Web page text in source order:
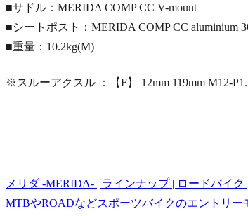
■サドル：MERIDA COMP CC V-mount
■シートポスト：MERIDA COMP CC aluminium
■重量：10.2kg(M)
※スルーアクスル ：【F】 12mm 119mm M12-
メリダ -MERIDA- | ラインナップ | ロードバイク
MTBやROADなどスポーツバイクのエントリ